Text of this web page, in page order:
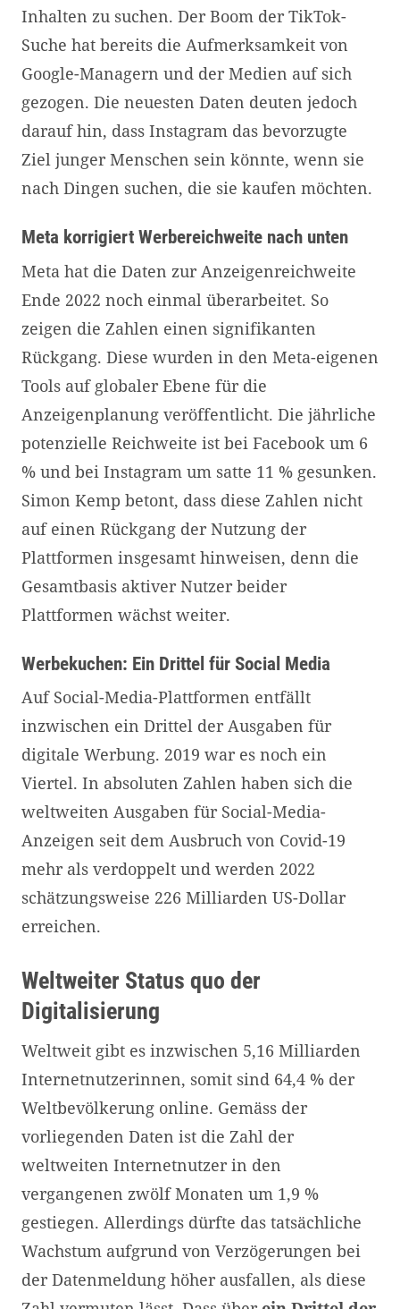
Inhalten zu suchen. Der Boom der TikTok-
Suche hat bereits die Aufmerksamkeit von
Google-Managern und der Medien auf sich
gezogen. Die neuesten Daten deuten jedoch
darauf hin, dass Instagram das bevorzugte
Ziel junger Menschen sein könnte, wenn sie
nach Dingen suchen, die sie kaufen möchten.
Meta korrigiert Werbereichweite nach unten
Meta hat die Daten zur Anzeigenreichweite
Ende 2022 noch einmal überarbeitet. So
zeigen die Zahlen einen signifikanten
Rückgang. Diese wurden in den Meta-eigenen
Tools auf globaler Ebene für die
Anzeigenplanung veröffentlicht. Die jährliche
potenzielle Reichweite ist bei Facebook um 6
% und bei Instagram um satte 11 % gesunken.
Simon Kemp betont, dass diese Zahlen nicht
auf einen Rückgang der Nutzung der
Plattformen insgesamt hinweisen, denn die
Gesamtbasis aktiver Nutzer beider
Plattformen wächst weiter.
Werbekuchen: Ein Drittel für Social Media
Auf Social-Media-Plattformen entfällt
inzwischen ein Drittel der Ausgaben für
digitale Werbung. 2019 war es noch ein
Viertel. In absoluten Zahlen haben sich die
weltweiten Ausgaben für Social-Media-
Anzeigen seit dem Ausbruch von Covid-19
mehr als verdoppelt und werden 2022
schätzungsweise 226 Milliarden US-Dollar
erreichen.
Weltweiter Status quo der
Digitalisierung
Weltweit gibt es inzwischen 5,16 Milliarden
Internetnutzerinnen, somit sind 64,4 % der
Weltbevölkerung online. Gemäss der
vorliegenden Daten ist die Zahl der
weltweiten Internetnutzer in den
vergangenen zwölf Monaten um 1,9 %
gestiegen. Allerdings dürfte das tatsächliche
Wachstum aufgrund von Verzögerungen bei
der Datenmeldung höher ausfallen, als diese